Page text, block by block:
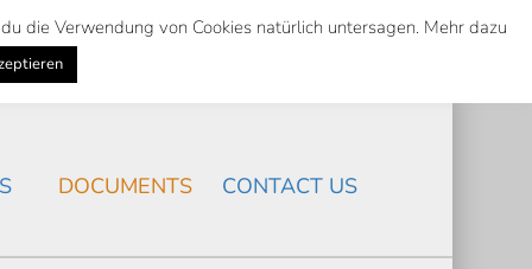
Suche
Search
NEWS
DOCUMENTS CONTACT US
die Verwendung von Cookies natürlich untersagen. Mehr dazu